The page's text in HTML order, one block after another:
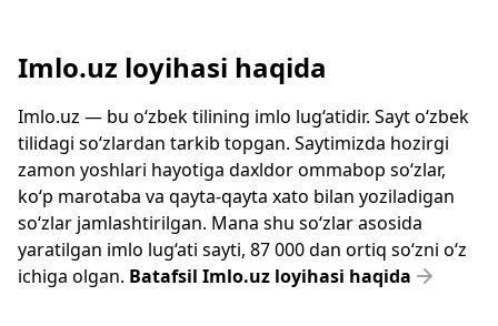
Imlo.uz loyihasi haqida
Imlo.uz — bu o‘zbek tilining imlo lug‘atidir. Sayt o‘zbek
tilidagi so‘zlardan tarkib topgan. Saytimizda hozirgi
zamon yoshlari hayotiga daxldor ommabop so‘zlar,
ko‘p marotaba va qayta-qayta xato bilan yoziladigan
so‘zlar jamlashtirilgan. Mana shu so‘zlar asosida
yaratilgan imlo lug‘ati sayti, 87 000 dan ortiq so‘zni o‘z
ichiga olgan. Batafsil Imlo.uz loyihasi haqida